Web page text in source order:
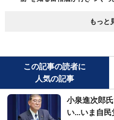
もっと
この記事の読者に
人気の記事
小泉進次郎
い...いま自